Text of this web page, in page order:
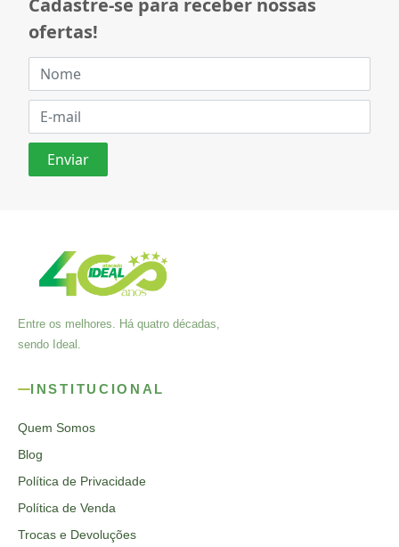
ofertas!
Entre os melhores. Há quatro décadas,
sendo Ideal.
INSTITUCIONAL
Quem Somos
Blog
Política de Privacidade
Política de Venda
Trocas e Devoluções